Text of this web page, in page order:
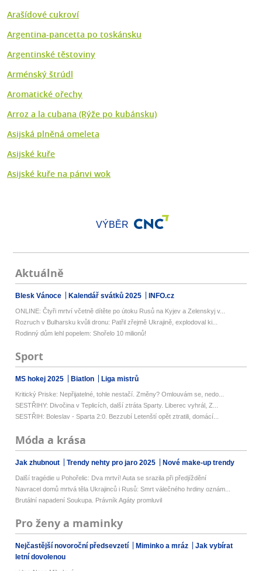
Arašídové cukroví
Argentina-pancetta po toskánsku
Argentinské těstoviny
Arménský štrúdl
Aromatické ořechy
Arroz a la cubana (Rýže po kubánsku)
Asijská plněná omeleta
Asijské kuře
Asijské kuře na pánvi wok
VÝBĚR
Aktuálně
Blesk Vánoce Kalendář svátků 2025 INFO.cz
ONLINE: Čtyři mrtví včetně dítěte po útoku Rusů na Kyjev a Zelenskyj v...
Rozruch v Bulharsku kvůli dronu: Patřil zřejmě Ukrajině, explodoval ki...
Rodinný dům lehl popelem: Shořelo 10 milionů!
Sport
MS hokej 2025 Biatlon Liga mistrů
Kritický Priske: Nepřijatelné, tohle nestačí. Změny? Omlouvám se, nedo...
SESTŘIHY: Divočina v Teplicích, další ztráta Sparty. Liberec vyhrál, Z...
SESTŘIH: Boleslav - Sparta 2:0. Bezzubí Letenští opět ztratili, domácí...
Móda a krása
Jak zhubnout Trendy nehty pro jaro 2025 Nové make-up trendy
Další tragédie u Pohořelic: Dva mrtví! Auta se srazila při předjíždění
Navracel domů mrtvá těla Ukrajinců i Rusů: Smrt válečného hrdiny oznám...
Brutální napadení Soukupa. Právník Agáty promluvil
Pro ženy a maminky
Nejčastější novoroční předsevzetí Miminko a mráz
Jak vybírat
letní dovolenou